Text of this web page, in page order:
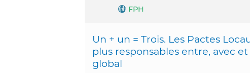
FPH
Un + un = Trois. Les Pactes
plus responsables entre, avec
global